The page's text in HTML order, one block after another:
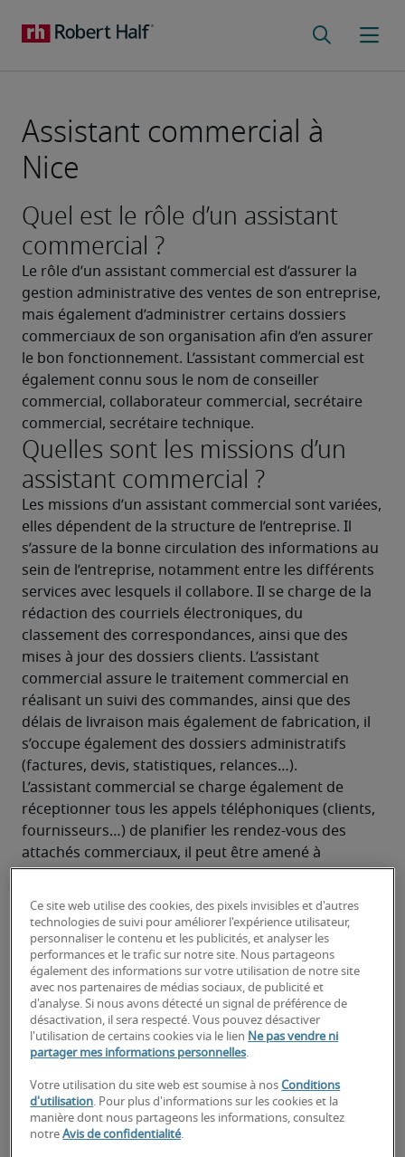
Assistant commercial à
Nice
Quel est le rôle d’un assistant
commercial ?
Le rôle d’un assistant commercial est d’assurer la
gestion administrative des ventes de son entreprise,
mais également d’administrer certains dossiers
commerciaux de son organisation afin d’en assurer
le bon fonctionnement. L’assistant commercial est
également connu sous le nom de conseiller
commercial, collaborateur commercial, secrétaire
commercial, secrétaire technique.
Quelles sont les missions d’un
assistant commercial ?
Les missions d’un assistant commercial sont variées,
elles dépendent de la structure de l’entreprise. Il
s’assure de la bonne circulation des informations au
sein de l’entreprise, notamment entre les différents
services avec lesquels il collabore. Il se charge de la
rédaction des courriels électroniques, du
classement des correspondances, ainsi que des
mises à jour des dossiers clients. L’assistant
commercial assure le traitement commercial en
réalisant un suivi des commandes, ainsi que des
délais de livraison mais également de fabrication, il
s’occupe également des dossiers administratifs
(factures, devis, statistiques, relances…).
L’assistant commercial se charge également de
réceptionner tous les appels téléphoniques (clients,
fournisseurs…) de planifier les rendez-vous des
attachés commerciaux, il peut être amené à
Quelles sont les compétences et
qualités requises pour un
assistant commercial ?
Maîtrise des outils informatiques (messagerie,
word, excel…)
La maîtrise de l’anglais est indispensable
Avoir un goût pour les chiffres et les
statistiques
Ce site web utilise des cookies, des pixels invisibles et d'autres
technologies de suivi pour améliorer l'expérience utilisateur,
personnaliser le contenu et les publicités, et analyser les
performances et le trafic sur notre site. Nous partageons
également des informations sur votre utilisation de notre site
avec nos partenaires de médias sociaux, de publicité et
d'analyse. Si nous avons détecté un signal de préférence de
désactivation, il sera respecté. Vous pouvez désactiver
l'utilisation de certains cookies via le lien Ne pas vendre ni
partager mes informations personnelles.
Votre utilisation du site web est soumise à nosConditions
d'utilisation. Pour plus d'informations sur les cookies et la
manière dont nous partageons les informations, consultez
notreAvis de confidentialité.